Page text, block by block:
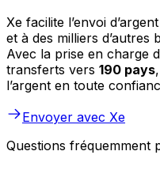
Xe facilite l’envoi
et à des milliers d’autres
Avec la prise en charge
transferts vers 190 pays
l’argent en toute
Envoyer avec Xe
Questions fréquemment